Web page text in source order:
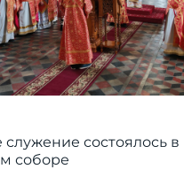
состоялось в
соборе